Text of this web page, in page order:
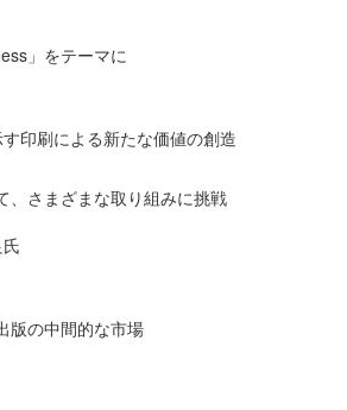
」をテーマに
印刷による新たな価値の創造
、さまざまな取り組みに挑戦
版の中間的な市場